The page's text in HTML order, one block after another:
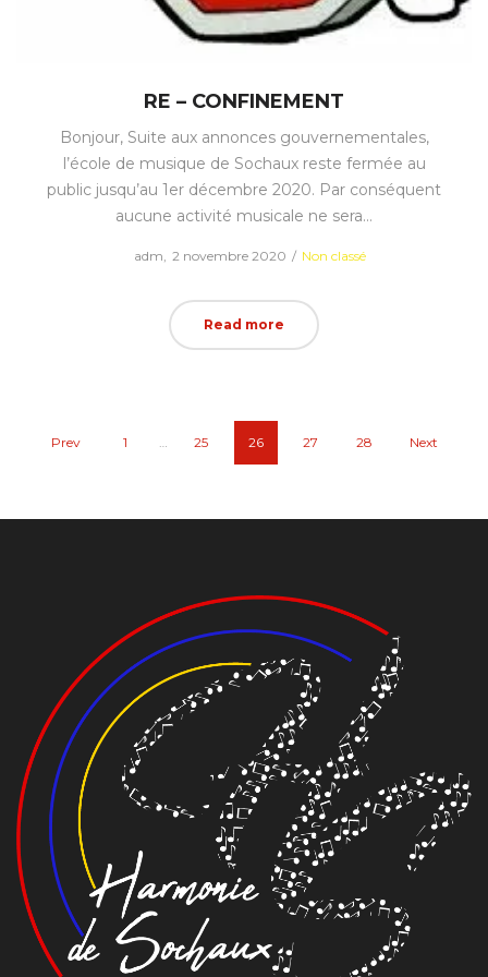
RE – CONFINEMENT
Bonjour, Suite aux annonces gouvernementales,
l’école de musique de Sochaux reste fermée au
public jusqu’au 1er décembre 2020. Par conséquent
aucune activité musicale ne sera…
adm Posted
2 novembre 2020
Posted
Non classé
Read more
Prev 1 … 25 26 27 28 Next